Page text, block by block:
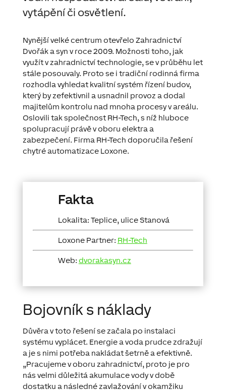
vytápění či osvětlení.
Nynější velké centrum otevřelo Zahradnictví
Dvořák a syn v roce 2009. Možnosti toho, jak
využít v zahradnictví technologie, se v průběhu let
stále posouvaly. Proto se i tradiční rodinná firma
rozhodla vyhledat kvalitní systém řízení budov,
který byzefektivnil a usnadnil provoz a dodal
majitelům kontrolu nad mnoha procesy v areálu.
Oslovili tak společnost RH-Tech, s níž hluboce
spolupracují právě v oboru elektra a
zabezpečení. Firma RH-Tech doporučila řešení
chytré automatizace Loxone.
Fakta
Lokalita: Teplice, ulice Stanová
Loxone Partner: RH-Tech
Web: dvorakasyn.cz
Bojovník s náklady
Důvěra v toto řešení se začala po instalaci
systému vyplácet. Energie a voda prudce zdražují
a je s nimi potřeba nakládat šetrně a efektivně.
„Pracujeme v oboru zahradnictví, proto je pro
nás velmi důležitá akumulace vody v době
dostatku a následné zavlažování v okamžiku